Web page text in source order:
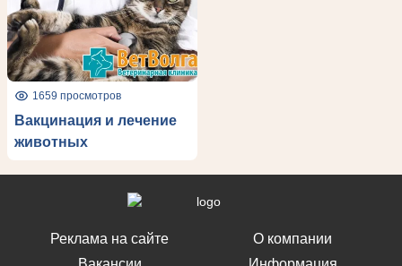
1659 просмотров
Вакцинация и лечение
животных
Реклама на сайте
О компании